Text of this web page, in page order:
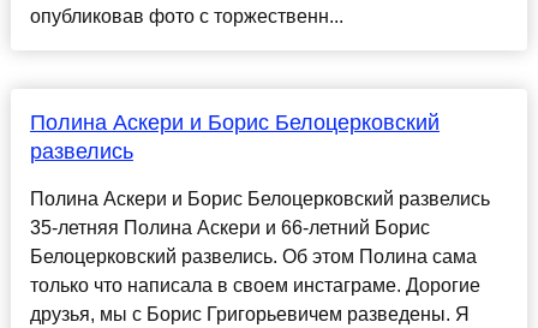
опубликовав фото с торжественн...
Полина Аскери и Борис Белоцерковский
развелись
Полина Аскери и Борис Белоцерковский развелись
35-летняя Полина Аскери и 66-летний Борис
Белоцерковский развелись. Об этом Полина сама
только что написала в своем инстаграме. Дорогие
друзья, мы с Борис Григорьевичем разведены. Я